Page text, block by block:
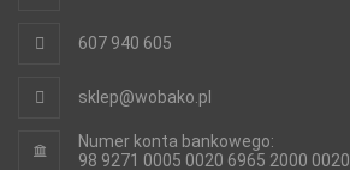
607 940 605
sklep@wobako.pl
Numer konta bankowego:
98 9271 0005 0020 6965 2000 0020